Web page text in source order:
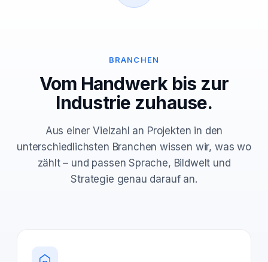
BRANCHEN
Vom Handwerk bis zur
Industrie zuhause.
Aus einer Vielzahl an Projekten in den
unterschiedlichsten Branchen wissen wir, was wo
zählt – und passen Sprache, Bildwelt und
Strategie genau darauf an.